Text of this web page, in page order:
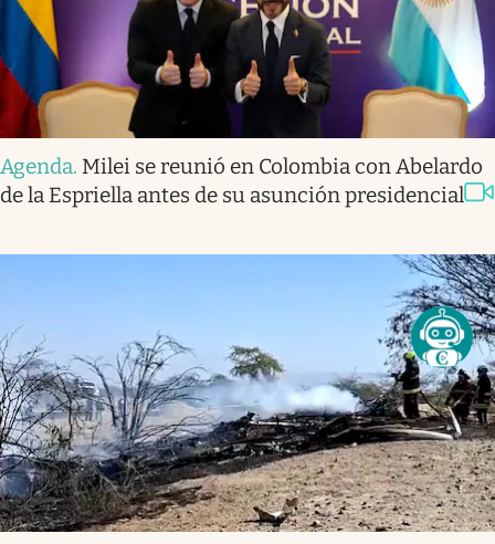
Agenda. Milei se reunió en Colombia con Abelardo
de la Espriella antes de su asunción presidencial